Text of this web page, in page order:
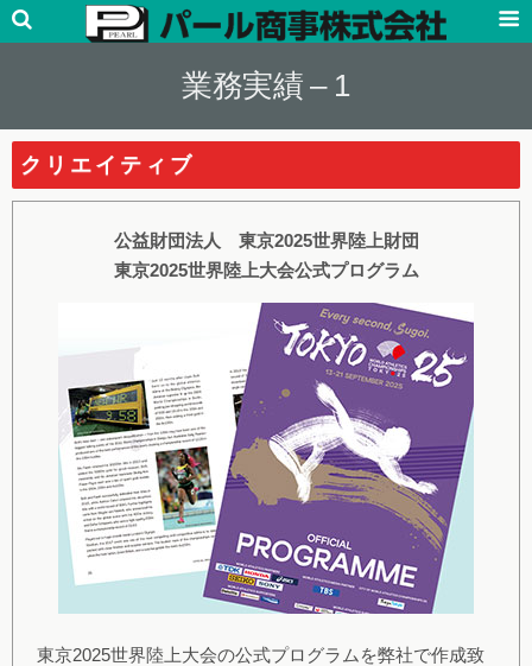
業務実績 – 1
クリエイティブ
公益財団法人 東京2025世界陸上財団
東京2025世界陸上大会公式プログラム
東京2025世界陸上大会の公式プログラムを弊社で作成致